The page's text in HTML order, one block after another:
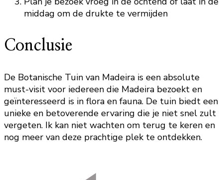
middag om de drukte te vermijden
Conclusie
De Botanische Tuin van Madeira is een absolute
must-visit voor iedereen die Madeira bezoekt en
geïnteresseerd is in flora en fauna. De tuin biedt een
unieke en betoverende ervaring die je niet snel zult
vergeten. Ik kan niet wachten om terug te keren en
nog meer van deze prachtige plek te ontdekken.